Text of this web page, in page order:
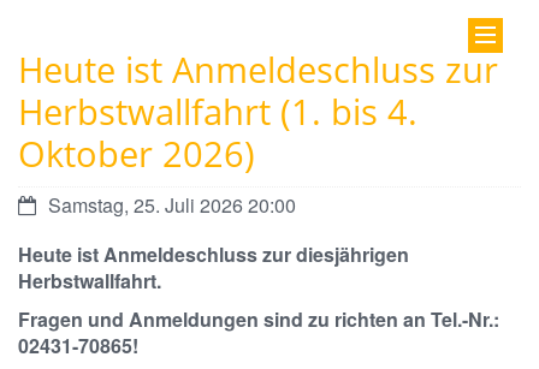
Heute ist Anmeldeschluss zur
Herbstwallfahrt (1. bis 4.
Oktober 2026)
Datum:Samstag, 25. Juli 2026 20:00
Heute ist Anmeldeschluss zur diesjährigen
Herbstwallfahrt.
Fragen und Anmeldungen sind zu richten an Tel.-Nr.:
02431-70865!